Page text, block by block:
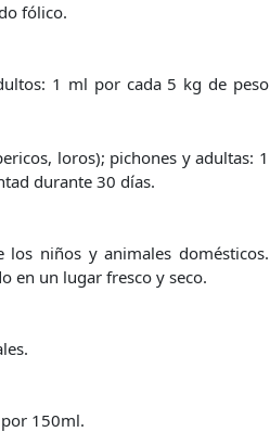
fólico.
1 ml por cada 5 kg de peso
loros); pichones y adultas: 1
durante 30 días.
los niños y animales domésticos.
en un lugar fresco y seco.
150ml.